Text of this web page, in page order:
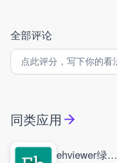
全部评论
同类应用
ehviewer绿色版